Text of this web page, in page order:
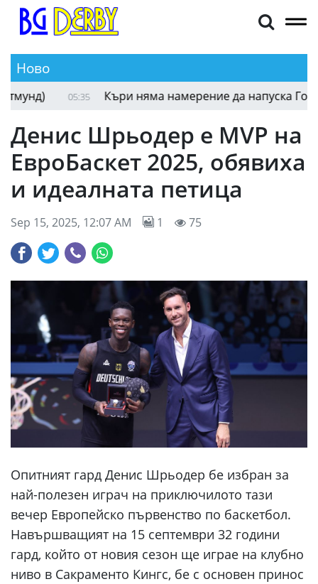
Ново
05:59 Комо привлече защитник от Борусия
Денис Шрьодер е MVP на
ЕвроБаскет 2025, обявиха
и идеалната петица
Sep 15, 2025, 12:07 AM 1 75
Опитният гард Денис Шрьодер бе избран за
най-полезен играч на приключилото тази
вечер Европейско първенство по баскетбол.
Навършващият на 15 септември 32 години
гард, който от новия сезон ще играе на клубно
ниво в Сакраменто Кингс, бе с основен принос